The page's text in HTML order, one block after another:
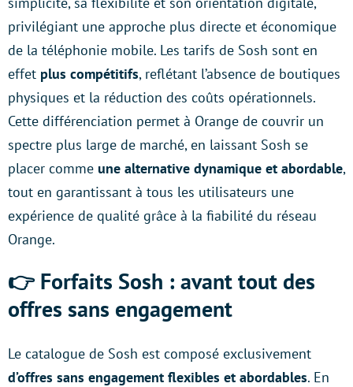
privilégiant une approche plus directe et économique
de la téléphonie mobile. Les tarifs de Sosh sont en
effet plus compétitifs, reflétant l’absence de boutiques
physiques et la réduction des coûts opérationnels.
Cette différenciation permet à Orange de couvrir un
spectre plus large de marché, en laissant Sosh se
placer comme une alternative dynamique et abordable,
tout en garantissant à tous les utilisateurs une
expérience de qualité grâce à la fiabilité du réseau
Orange.
👉 Forfaits Sosh : avant tout des
offres sans engagement
Le catalogue de Sosh est composé exclusivement
d’offres sans engagement flexibles et abordables. En